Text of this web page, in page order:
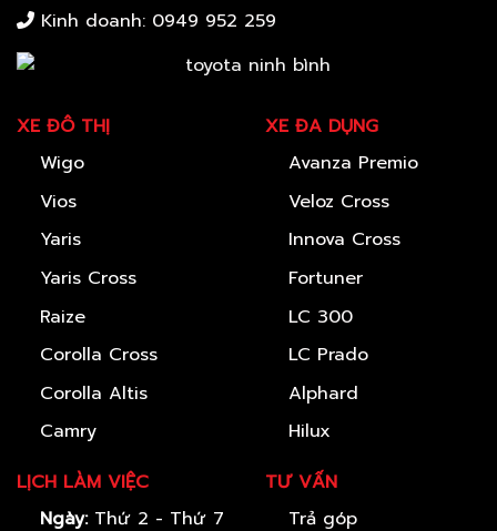
Kinh doanh: 0949 952 259
XE ĐÔ THỊ
Wigo
Vios
Yaris
Yaris Cross
Raize
Corolla Cross
Corolla Altis
Camry
LỊCH LÀM VIỆC
Ngày:Thứ 2 - Thứ 7
XE ĐA DỤNG
Avanza Premio
Veloz Cross
Innova Cross
Fortuner
LC 300
LC Prado
Alphard
Hilux
TƯ VẤN
Trả góp